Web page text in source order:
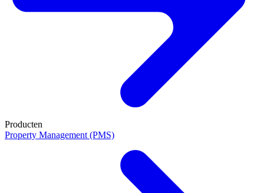
Producten
Property Management (PMS)